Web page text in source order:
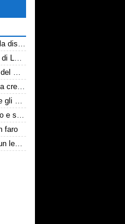
Val Brembana, relax e una portiera dispettosa: la disavventura di Paola Bellanova
Il Napoli sogna Gabriel Jesus: servono gli addii di Lukaku e Lang
TASPORT24 - Valensin d'oro a Eugene: record del mondo nella staffetta
PRIMA PAGINA – L'Eco di Bergamo: "L'Atalanta cresce sul piano del gioco. Difesa da sistemare"
Il calcio in TV oggi (e non solo): tutti gli eventi e gli orari
PRIMA PAGINA – La Gazzetta dello Sport: "Oro e sempre"
faro
Atalanta, tris allo Schalke ma la difesa chiede un leader